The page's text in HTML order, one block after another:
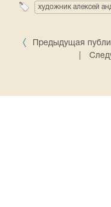
художник алексей
Предыдущая